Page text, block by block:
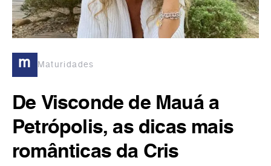
m Maturidades
De Visconde de Mauá a
Petrópolis, as dicas mais
românticas da Cris